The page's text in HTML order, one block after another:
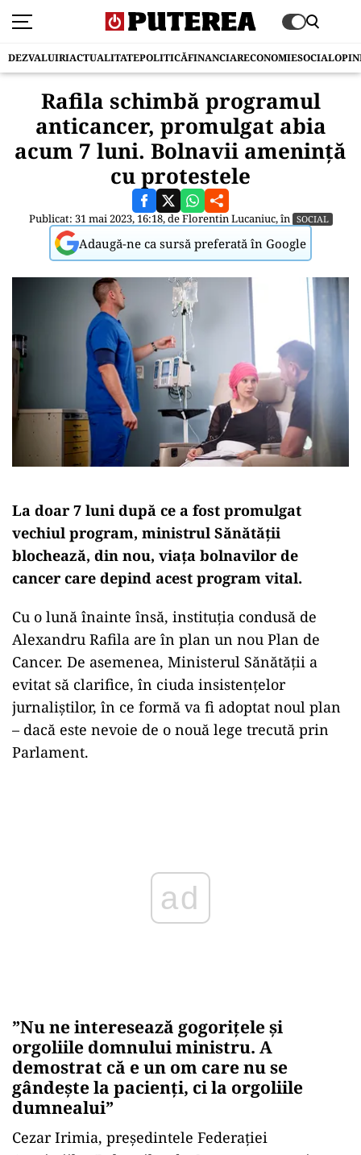
DEZVALUIRIACTUALITATEPOLITICĂFINANCIARECONOMIESOCIAL
Rafila schimbă programul
anticancer, promulgat abia
acum 7 luni. Bolnavii amenință
cu protestele
Publicat: 31 mai 2023, 16:18, deFlorentin Lucaniuc, în SOCIAL
Adaugă-ne ca sursă preferată în Google
La doar 7 luni după ce a fost promulgat
vechiul program, ministrul Sănătății
blochează, din nou, viața bolnavilor de
cancer care depind acest program vital.
Cu o lună înainte însă, instituția condusă de
Alexandru Rafila are în plan un nou Plan de
Cancer. De asemenea, Ministerul Sănătății a
evitat să clarifice, în ciuda insistențelor
jurnaliștilor, în ce formă va fi adoptat noul plan
– dacă este nevoie de o nouă lege trecută prin
Parlament.
”Nu ne interesează gogorițele și
orgoliile domnului ministru. A
demostrat că e un om care nu se
gândește la pacienți, ci la orgoliile
dumnealui”
Cezar Irimia, președintele Federației